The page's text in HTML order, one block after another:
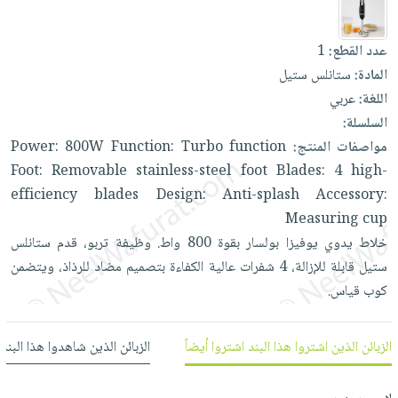
بالأسنان
الحمية
والتغذية
أدوات
المائدة
الأوعية
والتخزين
أدوات
المطبخ
مبيعاً
العودة
للمدارس
اكسسوارات
كتب
اكسسوارات
منزلية
اكسسوارات
ملابس
مطرزات
حقائب
حلي
عناية
شحن
مجاني
بنود
مختارة
اشتراكات
كل
الاشتراكات
صندوق
القراءة
iKitab
بلا
حدود
بحث
متقدم
نيل
وفرات
عن
الشركة
سياسة
الشركة
حسابك
لائحة
الأمنيات
عدد القطع:1
المادة:ستانلس ستيل
اللغة:عربي
السلسلة:
مواصفات المنتج:
Power: 800W Function: Turbofunction
Foot: Removable stainless-steel foot Blades: 4high-
efficiencyblades Design:Anti-splashAccessory:
Measuring cup
خلاط يدوي يوفيزا بولساربقوة800 واط. وظيفة تربو، قدم ستانلس
ستيل قابلة للإزالة،4 شفراتعالية الكفاءة بتصميم مضاد للرذاذ، ويتضمن
كوب قياس.
الزبائن الذين اشتروا هذا البند اشتروا أيضاً الزبائن الذين شاهدوا هذا